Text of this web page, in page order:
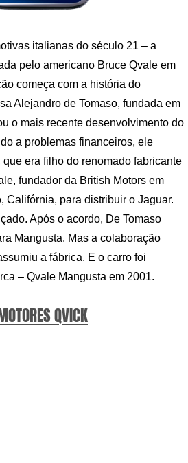
italianas do século 21 – a
pelo americano Bruce Qvale em
começa com a história do
Alejandro de Tomaso, fundada em
o mais recente desenvolvimento do
a problemas financeiros, ele
era filho do renomado fabricante
fundador da British Motors em
Califórnia, para distribuir o Jaguar.
Após o acordo, De Tomaso
Mangusta. Mas a colaboração
a fábrica. E o carro foi
– Qvale Mangusta em 2001.
QVICK